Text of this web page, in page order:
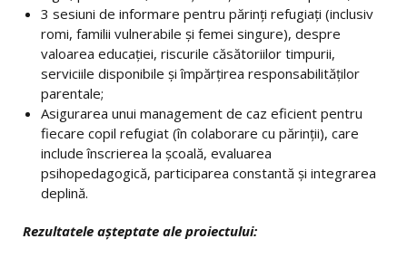
3 sesiuni de informare pentru părinți refugiați (inclusiv
romi, familii vulnerabile și femei singure), despre
valoarea educației, riscurile căsătoriilor timpurii,
serviciile disponibile și împărțirea responsabilităților
parentale;
Asigurarea unui management de caz eficient pentru
fiecare copil refugiat (în colaborare cu părinții), care
include înscrierea la școală, evaluarea
psihopedagogică, participarea constantă și integrarea
deplină.
Rezultatele așteptate ale proiectului: